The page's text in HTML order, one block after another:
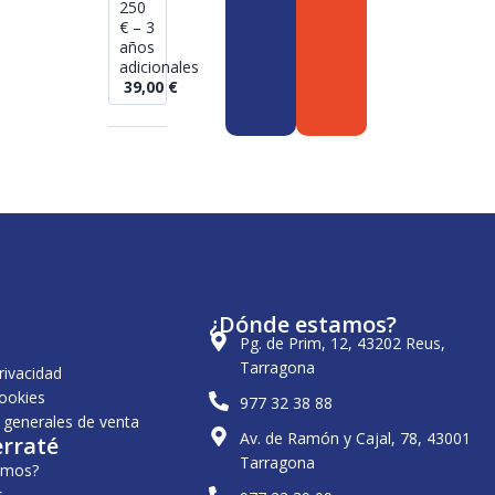
250
€ – 3
años
adicionales
39,00 €
de venta
¿Dónde estamos?
Pg. de Prim, 12, 43202 Reus,
Tarragona
977 32 38 88
Av. de Ramón y Cajal, 78, 43001
Tarragona